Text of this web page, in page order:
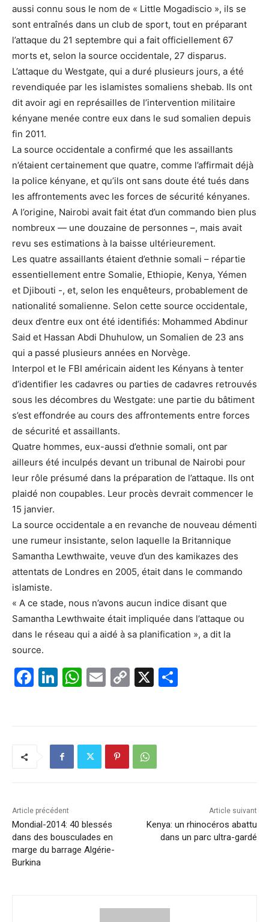
aussi connu sous le nom de « Little Mogadiscio », ils se
sont entraînés dans un club de sport, tout en préparant
l’attaque du 21 septembre qui a fait officiellement 67
morts et, selon la source occidentale, 27 disparus.
L’attaque du Westgate, qui a duré plusieurs jours, a été
revendiquée par les islamistes somaliens shebab. Ils ont
dit avoir agi en représailles de l’intervention militaire
kényane menée contre eux dans le sud somalien depuis
fin 2011.
La source occidentale a confirmé que les assaillants
n’étaient certainement que quatre, comme l’affirmait déjà
la police kényane, et qu’ils ont sans doute été tués dans
les affrontements avec les forces de sécurité kényanes.
A l’origine, Nairobi avait fait état d’un commando bien plus
nombreux — une douzaine de personnes –, mais avait
revu ses estimations à la baisse ultérieurement.
Les quatre assaillants étaient d’ethnie somali – répartie
essentiellement entre Somalie, Ethiopie, Kenya, Yémen
et Djibouti -, et, selon les enquêteurs, probablement de
nationalité somalienne. Selon cette source occidentale,
deux d’entre eux ont été identifiés: Mohammed Abdinur
Said et Hassan Abdi Dhuhulow, un Somalien de 23 ans
qui a passé plusieurs années en Norvège.
Interpol et le FBI américain aident les Kényans à tenter
d’identifier les cadavres ou parties de cadavres retrouvés
sous les décombres du Westgate: une partie du bâtiment
s’est effondrée au cours des affrontements entre forces
de sécurité et assaillants.
Quatre hommes, eux-aussi d’ethnie somali, ont par
ailleurs été inculpés devant un tribunal de Nairobi pour
leur rôle présumé dans la préparation de l’attaque. Ils ont
plaidé non coupables. Leur procès devrait commencer le
15 janvier.
La source occidentale a en revanche de nouveau démenti
une rumeur insistante, selon laquelle la Britannique
Samantha Lewthwaite, veuve d’un des kamikazes des
attentats de Londres en 2005, était dans le commando
islamiste.
« A ce stade, nous n’avons aucun indice disant que
Samantha Lewthwaite était impliquée dans l’attaque ou
dans le réseau qui a aidé à sa planification », a dit la
source.
F
k
Li
dI
n
W
A
p
E
C
Li
n
X
Article précédent
Mondial-2014: 40 blessés
dans des bousculades en
marge du barrage Algérie-
Burkina
Article suivant
Kenya: un rhinocéros abattu
dans un parc ultra-gardé